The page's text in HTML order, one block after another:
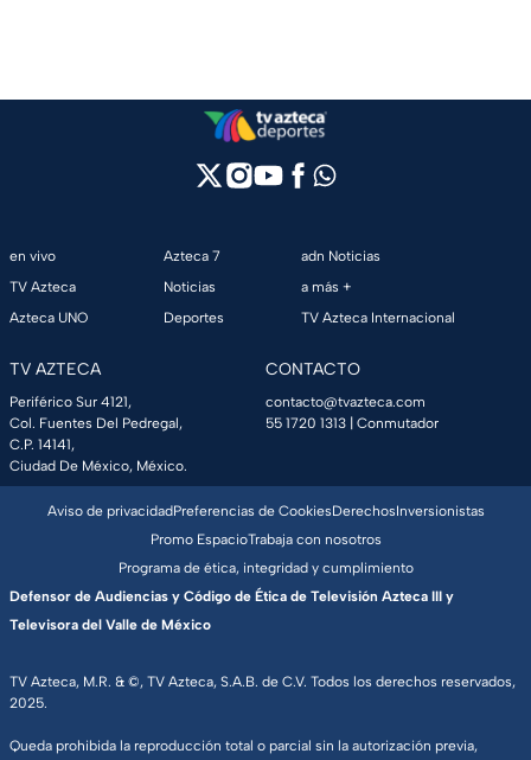
en vivo
TV Azteca
Azteca UNO
Azteca 7
Noticias
Deportes
adn Noticias
a más +
TV Azteca Internacional
TV AZTECA
Periférico Sur 4121,
Col. Fuentes Del Pedregal,
C.P. 14141,
Ciudad De México, México.
CONTACTO
contacto@tvazteca.com
55 1720 1313 | Conmutador
TV Azteca, M.R. & ©, TV Azteca, S.A.B. de C.V. Todos los derechos reservados,
2025.
Queda prohibida la reproducción total o parcial sin la autorización previa,
Aviso de privacidadPreferencias de CookiesDerechosInversionistas
Promo EspacioTrabaja con nosotros
Programa de ética, integridad y cumplimiento
Defensor de Audiencias y Código de Ética de Televisión Azteca III y
Televisora del Valle de México